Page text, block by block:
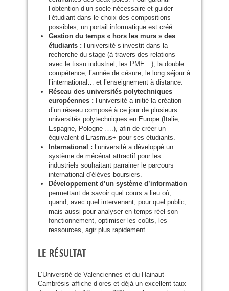
l’obtention d’un socle nécessaire et guider
l’étudiant dans le choix des compositions
possibles, un portail informatique est créé.
Gestion du temps « hors les murs » des
étudiants : l’université s’investit dans la
recherche du stage (à travers des relations
avec le tissu industriel, les PME…), la double
compétence, l’année de césure, le long séjour à
l’international… et l’enseignement à distance.
Réseau des universités polytechniques
européennes : l’université a initié la création
d’un réseau composé à ce jour de plusieurs
universités polytechniques en Europe (Italie,
Espagne, Pologne ….), afin de créer un
équivalent d’Erasmus+ pour ses étudiants.
International : l’université a développé un
système de mécénat attractif pour les
industriels souhaitant parrainer le parcours
international d’élèves boursiers.
Développement d’un système d’information
permettant de savoir quel cours a lieu où,
quand, avec quel intervenant, pour quel public,
mais aussi pour analyser en temps réel son
fonctionnement, optimiser les coûts, les
ressources, agir plus rapidement…
LE RÉSULTAT
L’Université de Valenciennes et du Hainaut-
Cambrésis affiche d’ores et déjà un excellent taux